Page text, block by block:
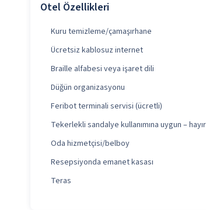
Otel Özellikleri
Kuru temizleme/çamaşırhane
Ücretsiz kablosuz internet
Braille alfabesi veya işaret dili
Düğün organizasyonu
Feribot terminali servisi (ücretli)
Tekerlekli sandalye kullanımına uygun – hayır
Oda hizmetçisi/belboy
Resepsiyonda emanet kasası
Teras